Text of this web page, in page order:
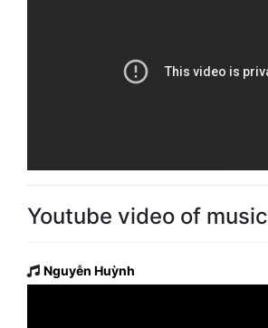
Youtube video of music
Nguyễn Huỳnh